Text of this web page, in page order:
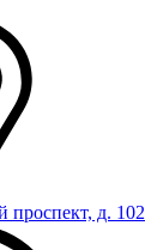
проспект, д. 102